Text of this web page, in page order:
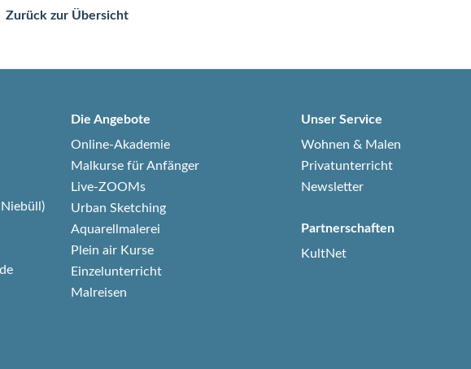
Zurück zur Übersicht
Die Angebote
Online-Akademie
Malkurse für Anfänger
Live-ZOOMs
Urban Sketching
Aquarellmalerei
Plein air Kurse
Einzelunterricht
Malreisen
Unser Service
Wohnen & Malen
Privatunterricht
Newsletter
Partnerschaften
KultNet